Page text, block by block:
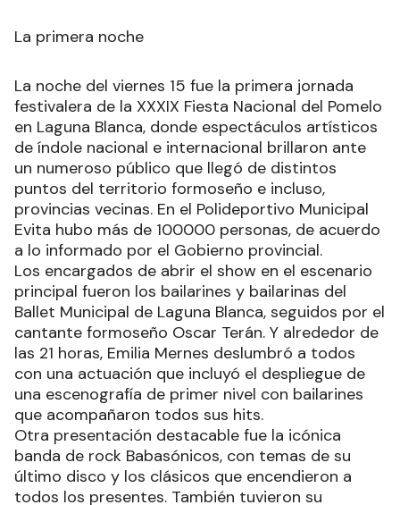
La primera noche
La noche del viernes 15 fue la primera jornada
festivalera de la XXXIX Fiesta Nacional del Pomelo
en Laguna Blanca, donde espectáculos artísticos
de índole nacional e internacional brillaron ante
un numeroso público que llegó de distintos
puntos del territorio formoseño e incluso,
provincias vecinas. En el Polideportivo Municipal
Evita hubo más de 100000 personas, de acuerdo
a lo informado por el Gobierno provincial.
Los encargados de abrir el show en el escenario
principal fueron los bailarines y bailarinas del
Ballet Municipal de Laguna Blanca, seguidos por el
cantante formoseño Oscar Terán. Y alrededor de
las 21 horas, Emilia Mernes deslumbró a todos
con una actuación que incluyó el despliegue de
una escenografía de primer nivel con bailarines
que acompañaron todos sus hits.
Otra presentación destacable fue la icónica
banda de rock Babasónicos, con temas de su
último disco y los clásicos que encendieron a
todos los presentes. También tuvieron su